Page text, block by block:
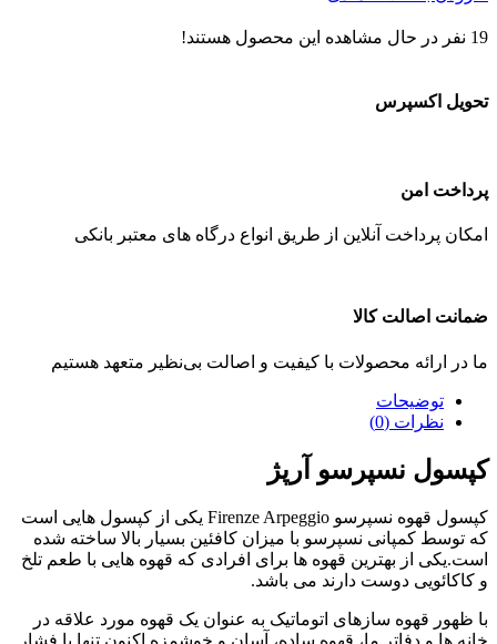
19 نفر در حال مشاهده این محصول هستند!
تحویل اکسپرس
پرداخت امن
امکان پرداخت آنلاین از طریق انواع درگاه های معتبر بانکی
ضمانت اصالت کالا
ما در ارائه محصولات با کیفیت و اصالت بی‌نظیر متعهد هستیم
توضیحات
نظرات (0)
کپسول نسپرسو آرپژ
کپسول قهوه نسپرسو Firenze Arpeggio یکی از کپسول هایی است
که توسط کمپانی نسپرسو با میزان کافئین بسیار بالا ساخته شده
است.یکی از بهترین قهوه ها برای افرادی که قهوه هایی با طعم تلخ
و کاکائویی دوست دارند می باشد.
با ظهور قهوه سازهای اتوماتیک به عنوان یک قهوه مورد علاقه در